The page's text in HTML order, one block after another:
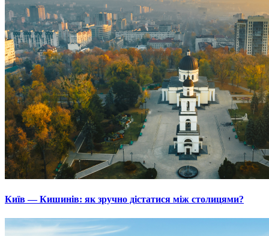
Київ — Кишинів: як зручно дістатися між столицями?